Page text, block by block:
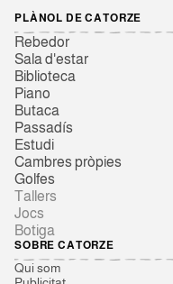
PLÀNOL DE CATORZE
Rebedor
Sala d'estar
Biblioteca
Piano
Butaca
Passadís
Estudi
Cambres pròpies
Golfes
Tallers
Jocs
Botiga
SOBRE CATORZE
Qui som